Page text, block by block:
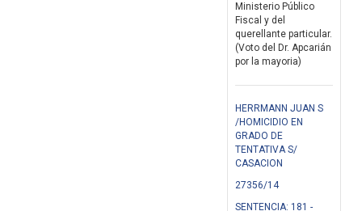
Ministerio Público
Fiscal y del
querellante particular.
(Voto del Dr. Apcarián
por la mayoria)
HERRMANN JUAN S
/HOMICIDIO EN
GRADO DE
TENTATIVA S/
CASACION
27356/14
SENTENCIA: 181 -